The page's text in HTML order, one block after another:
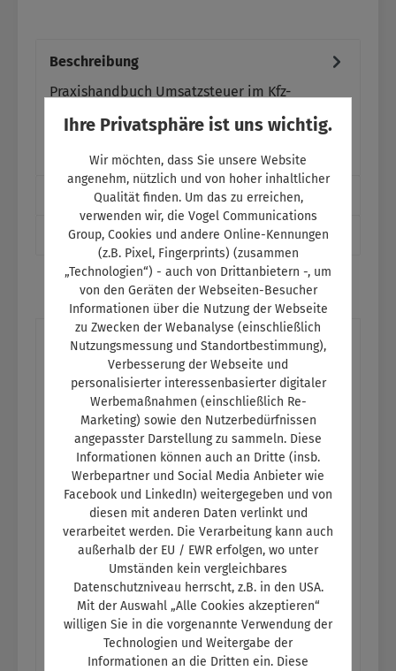
Beschreibung
Praxishandbuch Umsatzsteuer im Kfz-
Gewerbe Unverzichtbar im Autohaus und in
der Steuerkanzlei: Das Umsatzsteuerrecht für
Mehr
Blick ins Buch
Zusatztext
Produktgalerie überspringen
Weitere Medien zum Thema
Ihre Privatsphäre ist uns wichtig.
Wir möchten, dass Sie unsere Website
angenehm, nützlich und von hoher inhaltlicher
Qualität finden. Um das zu erreichen,
verwenden wir, die Vogel Communications
Group, Cookies und andere Online-Kennungen
(z.B. Pixel, Fingerprints) (zusammen
„Technologien“) - auch von Drittanbietern -, um
von den Geräten der Webseiten-Besucher
Informationen über die Nutzung der Webseite
zu Zwecken der Webanalyse (einschließlich
Nutzungsmessung und Standortbestimmung),
Verbesserung der Webseite und
personalisierter interessenbasierter digitaler
Werbemaßnahmen (einschließlich Re-
Marketing) sowie den Nutzerbedürfnissen
angepasster Darstellung zu sammeln. Diese
Informationen können auch an Dritte (insb.
Werbepartner und Social Media Anbieter wie
Facebook und LinkedIn) weitergegeben und von
diesen mit anderen Daten verlinkt und
verarbeitet werden. Die Verarbeitung kann auch
außerhalb der EU / EWR erfolgen, wo unter
Umständen kein vergleichbares
Datenschutzniveau herrscht, z.B. in den USA.
Mit der Auswahl „Alle Cookies akzeptieren“
willigen Sie in die vorgenannte Verwendung der
Technologien und Weitergabe der
Informationen an die Dritten ein. Diese